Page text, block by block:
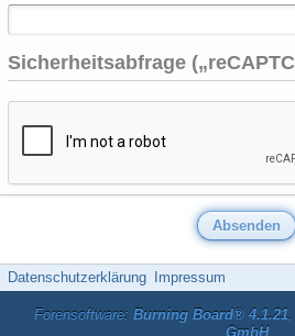
Sicherheitsabfrage
Datenschutzerklärung Impressum
Forensoftware: Burning Board® 4.1.21,
GmbH